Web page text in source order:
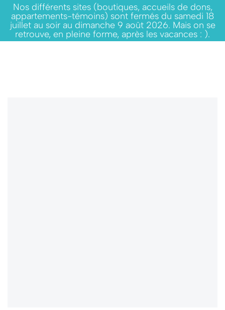
Nos différents sites (boutiques, accueils de dons,
appartements-témoins) sont fermés du samedi 18
juillet au soir au dimanche 9 août 2026. Mais on se
retrouve, en pleine forme, après les vacances : ).